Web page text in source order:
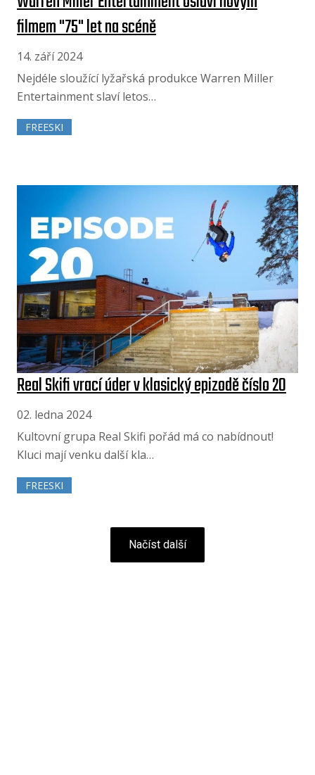
filmem "75" let na scéně
14. září 2024
Nejdéle sloužící lyžařská produkce Warren Miller
Entertainment slaví letos…
FREESKI
Real Skifi vrací úder v klasický epizodě číslo 20
02. ledna 2024
Kultovní grupa Real Skifi pořád má co nabídnout!
Kluci mají venku další kla…
FREESKI
Načíst další